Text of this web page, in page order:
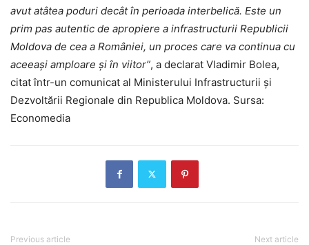
avut atâtea poduri decât în perioada interbelică. Este un
prim pas autentic de apropiere a infrastructurii Republicii
Moldova de cea a României, un proces care va continua cu
aceeaşi amploare şi în viitor”, a declarat Vladimir Bolea,
citat într-un comunicat al Ministerului Infrastructurii şi
Dezvoltării Regionale din Republica Moldova. Sursa:
Economedia
Previous article Next article